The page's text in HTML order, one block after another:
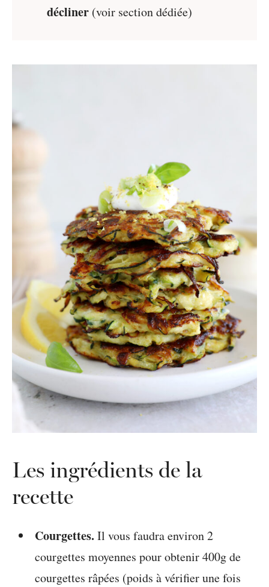
décliner (voir section dédiée)
Les ingrédients de la
recette
Courgettes. Il vous faudra environ 2
courgettes moyennes pour obtenir 400g de
courgettes râpées (poids à vérifier une fois